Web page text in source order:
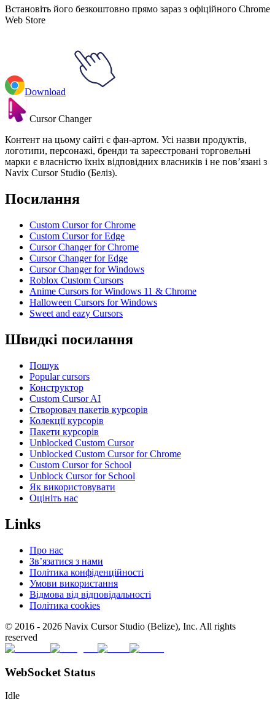
Встановіть його безкоштовно прямо зараз з офіційного Chrome
Web Store
Download
Cursor Changer
Контент на цьому сайті є фан-артом. Усі назви продуктів,
логотипи, персонажі, бренди та зареєстровані торговельні
марки є власністю їхніх відповідних власників і не пов’язані з
Navix Cursor Studio (Беліз).
Посилання
Custom Cursor for Chrome
Custom Cursor for Edge
Cursor Changer for Chrome
Cursor Changer for Edge
Cursor Changer for Windows
Roblox Custom Cursors
Anime Cursors for Windows 11 & Chrome
Halloween Cursors for Windows
Sweet and eazy Cursors
Швидкі посилання
Пошук
Popular cursors
Конструктор
Custom Cursor AI
Створювач пакетів курсорів
Колекції курсорів
Пакети курсорів
Unblocked Custom Cursor
Unblocked Custom Cursor for Chrome
Custom Cursor for School
Unblock Cursor for School
Як використовувати
Оцініть нас
Links
Про нас
Зв’язатися з нами
Політика конфіденційності
Умови використання
Відмова від відповідальності
Політика cookies
© 2016 - 2026 Navix Cursor Studio (Belize), Inc. All rights
reserved
WebSocket Status
Idle